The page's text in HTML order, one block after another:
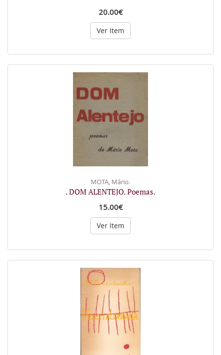
20.00€
Ver Item
MOTA, Mário.
. DOM ALENTEJO. Poemas.
15.00€
Ver Item